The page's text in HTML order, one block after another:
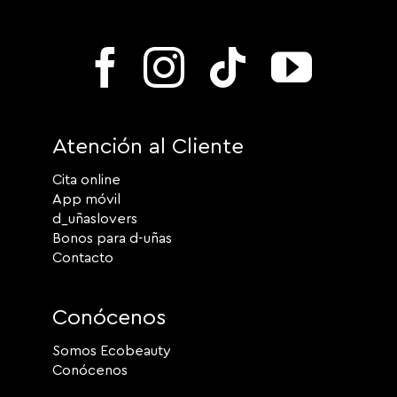
Atención al Cliente
Cita online
App móvil
d_uñaslovers
Bonos para d-uñas
Contacto
Conócenos
Somos Ecobeauty
Conócenos